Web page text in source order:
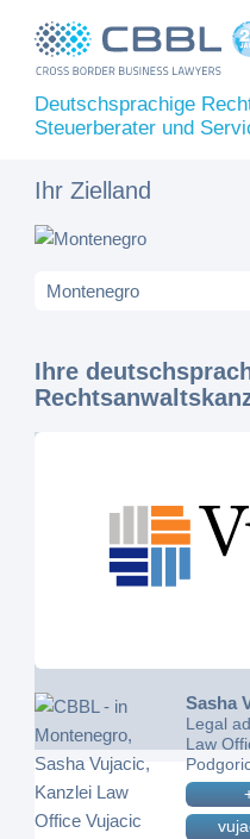
Deutschsprachige
Steuerberater und
Ihr Zielland
Ihre
Sasha
Legal
Law